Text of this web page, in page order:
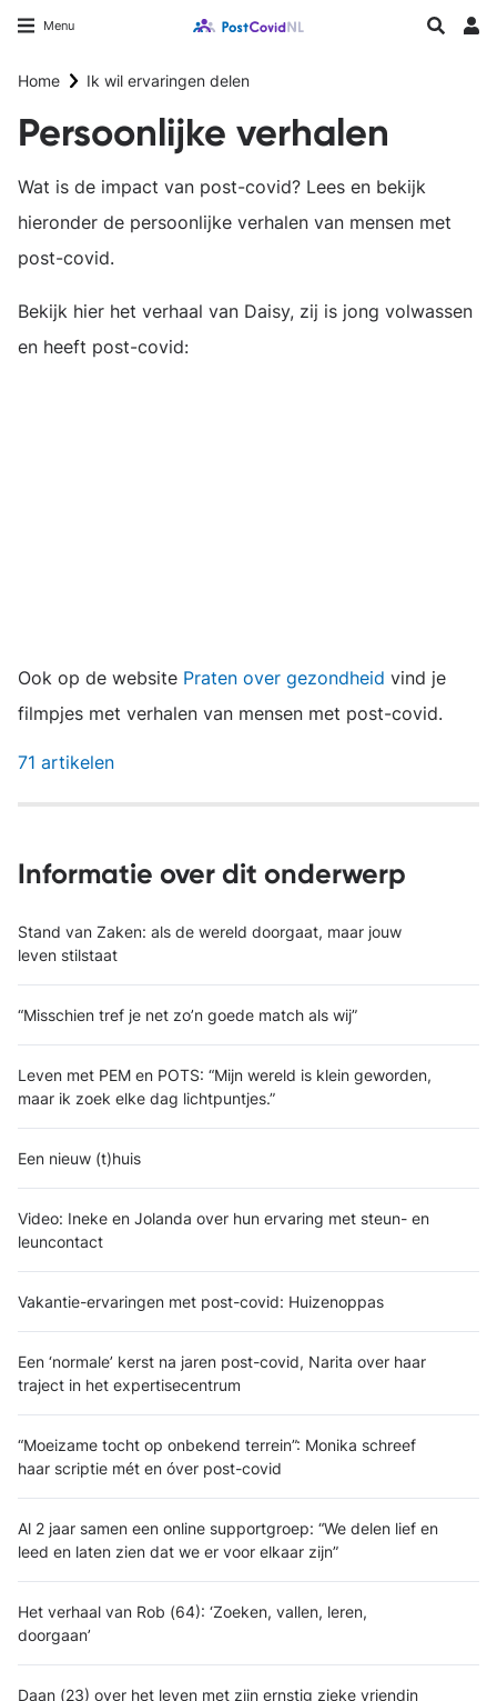
gaan
Menu Longfonds homepageZoeken
Home Ik wil ervaringen delen
Persoonlijke verhalen
Wat is de impact van post-covid? Lees en bekijk
hieronder de persoonlijke verhalen van mensen met
post-covid.
Bekijk hier het verhaal van Daisy, zij is jong volwassen
en heeft post-covid:
Ook op de website Praten over gezondheid vind je
filmpjes met verhalen van mensen met post-covid.
71 artikelen
Informatie over dit onderwerp
Stand van Zaken: als de wereld doorgaat, maar jouw
leven stilstaat
“Misschien tref je net zo’n goede match als wij”
Leven met PEM en POTS: “Mijn wereld is klein geworden,
maar ik zoek elke dag lichtpuntjes.”
Een nieuw (t)huis
Video: Ineke en Jolanda over hun ervaring met steun- en
leuncontact
Vakantie-ervaringen met post-covid: Huizenoppas
Een ‘normale’ kerst na jaren post-covid, Narita over haar
traject in het expertisecentrum
“Moeizame tocht op onbekend terrein”: Monika schreef
haar scriptie mét en óver post-covid
Al 2 jaar samen een online supportgroep: “We delen lief en
leed en laten zien dat we er voor elkaar zijn”
Het verhaal van Rob (64): ‘Zoeken, vallen, leren,
doorgaan’
Daan (23) over het leven met zijn ernstig zieke vriendin